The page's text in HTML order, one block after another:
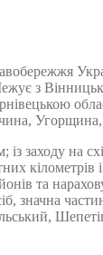
з
із заходу на
кілометрів
та
значна